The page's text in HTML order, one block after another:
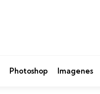
Photoshop Imagenes